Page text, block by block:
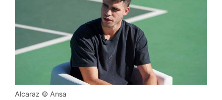
Alcaraz © Ansa